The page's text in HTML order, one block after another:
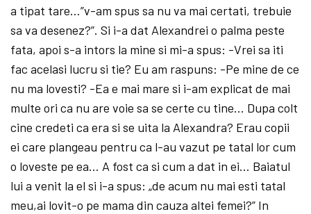
a tipat tare…”v-am spus sa nu va mai certati, trebuie
sa va desenez?”. Si i-a dat Alexandrei o palma peste
fata, apoi s-a intors la mine si mi-a spus: -Vrei sa iti
fac acelasi lucru si tie? Eu am raspuns: -Pe mine de ce
nu ma lovesti? -Ea e mai mare si i-am explicat de mai
multe ori ca nu are voie sa se certe cu tine… Dupa colt
cine credeti ca era si se uita la Alexandra? Erau copii
ei care plangeau pentru ca l-au vazut pe tatal lor cum
o loveste pe ea… A fost ca si cum a dat in ei… Baiatul
lui a venit la el si i-a spus: „de acum nu mai esti tatal
meu,ai lovit-o pe mama din cauza altei femei?” In